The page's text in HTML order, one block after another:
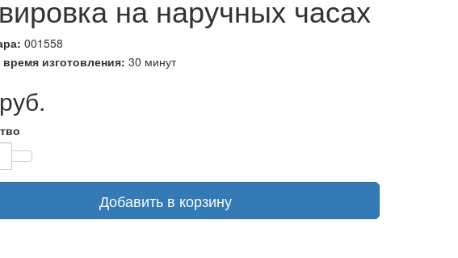
на наручных часах
001558
изготовления: 30 минут
Добавить в корзину